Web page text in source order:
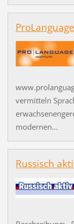
vermitteln
modernen...
Russisch